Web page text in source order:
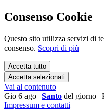
Consenso Cookie
Questo sito utilizza servizi di
consenso. Scopri di più
Accetta tutto
Accetta selezionati
Vai al contenuto
Gio 6 ago | Santo del giorno |
Impressum e contatti |